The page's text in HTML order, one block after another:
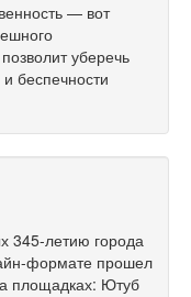
— вот
уберечь
и беспечности
345-летию города
формате прошел
площадках: Ютуб